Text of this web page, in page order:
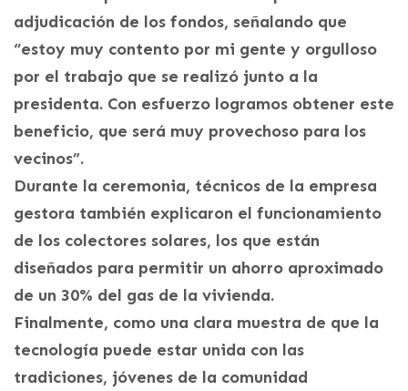
adjudicación de los fondos, señalando que
“estoy muy contento por mi gente y orgulloso
por el trabajo que se realizó junto a la
presidenta. Con esfuerzo logramos obtener este
beneficio, que será muy provechoso para los
vecinos”.
Durante la ceremonia, técnicos de la empresa
gestora también explicaron el funcionamiento
de los colectores solares, los que están
diseñados para permitir un ahorro aproximado
de un 30% del gas de la vivienda.
Finalmente, como una clara muestra de que la
tecnología puede estar unida con las
tradiciones, jóvenes de la comunidad